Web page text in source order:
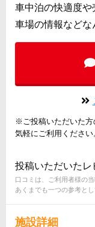
車中泊の快適度
車場の情報などな
※ご投稿いただいた方
気軽にご利用ください
投稿いただいたレ
口コミは、ご利用者様の
あくまでも一つの参考とし
施設詳細